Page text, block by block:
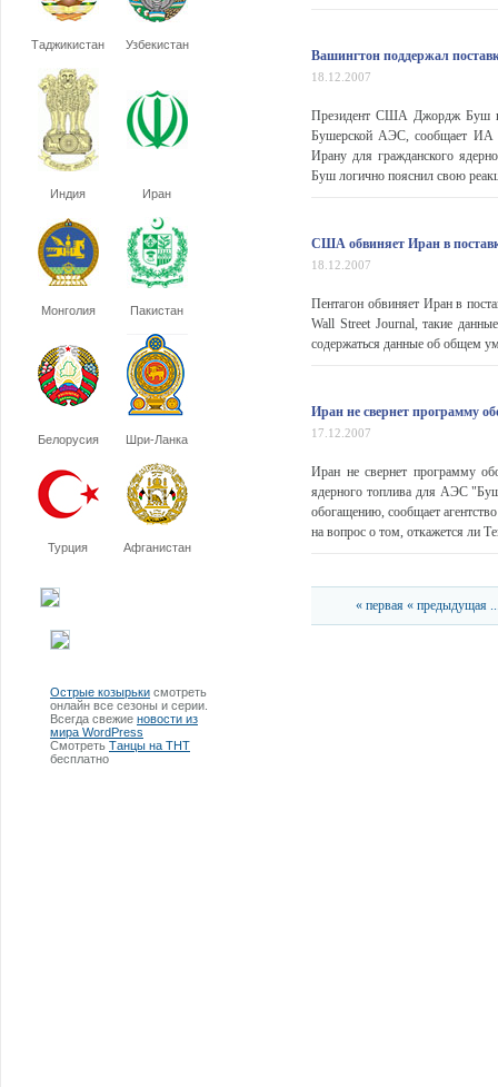
Таджикистан Узбекистан
Индия Иран
Монголия Пакистан
Белорусия Шри-Ланка
Турция Афганистан
Острые козырьки смотреть
онлайн все сезоны и серии.
Всегда свежие новости из
мира WordPress
Смотреть Танцы на ТНТ
бесплатно
Вашингтон поддержал
18.12.2007
Президент США Джордж Буш
Бушерской АЭС, сообщает ИА
Ирану для гражданского
Буш логично пояснил свою
США обвиняет Иран в
18.12.2007
Пентагон обвиняет Иран в
Wall Street Journal, такие
содержаться данные об общем
Иран не свернет программу
17.12.2007
Иран не свернет программу
ядерного топлива для АЭС
обогащению, сообщает
на вопрос о том, откажется ли
« первая « предыдущая